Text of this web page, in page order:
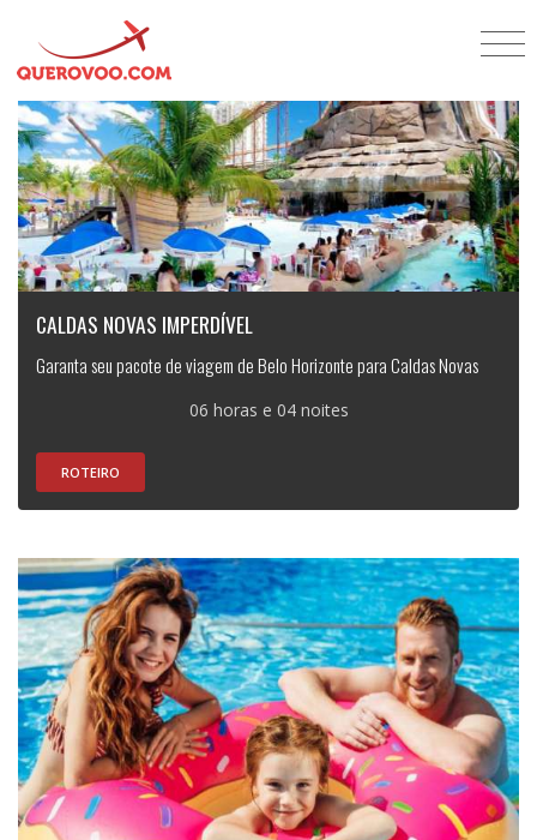
CALDAS NOVAS IMPERDÍVEL
Garanta seu pacote de viagem de Belo Horizonte para Caldas Novas
06 horas e 04 noites
ROTEIRO